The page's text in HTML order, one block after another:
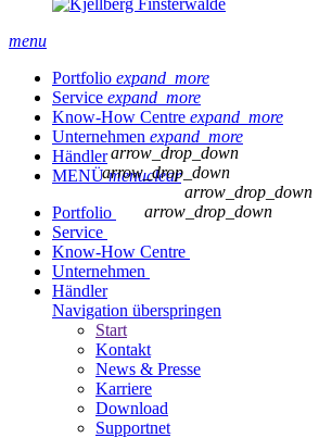
menu
Portfolio expand_more
Service expand_more
Know-How Centre expand_more
Unternehmen expand_more
Händler
MENÜmenuclear
Portfolio
arrow_drop_down
Service
arrow_drop_down
Know-How Centre
arrow_drop_down
Unternehmen
arrow_drop_down
Händler
Navigation überspringen
Start
Kontakt
News & Presse
Karriere
Download
Supportnet